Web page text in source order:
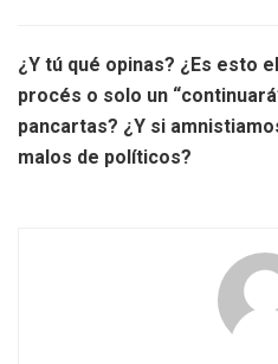
¿Y tú qué opinas? ¿Es esto
procés o solo un
pancartas? ¿Y si
malos de políticos?